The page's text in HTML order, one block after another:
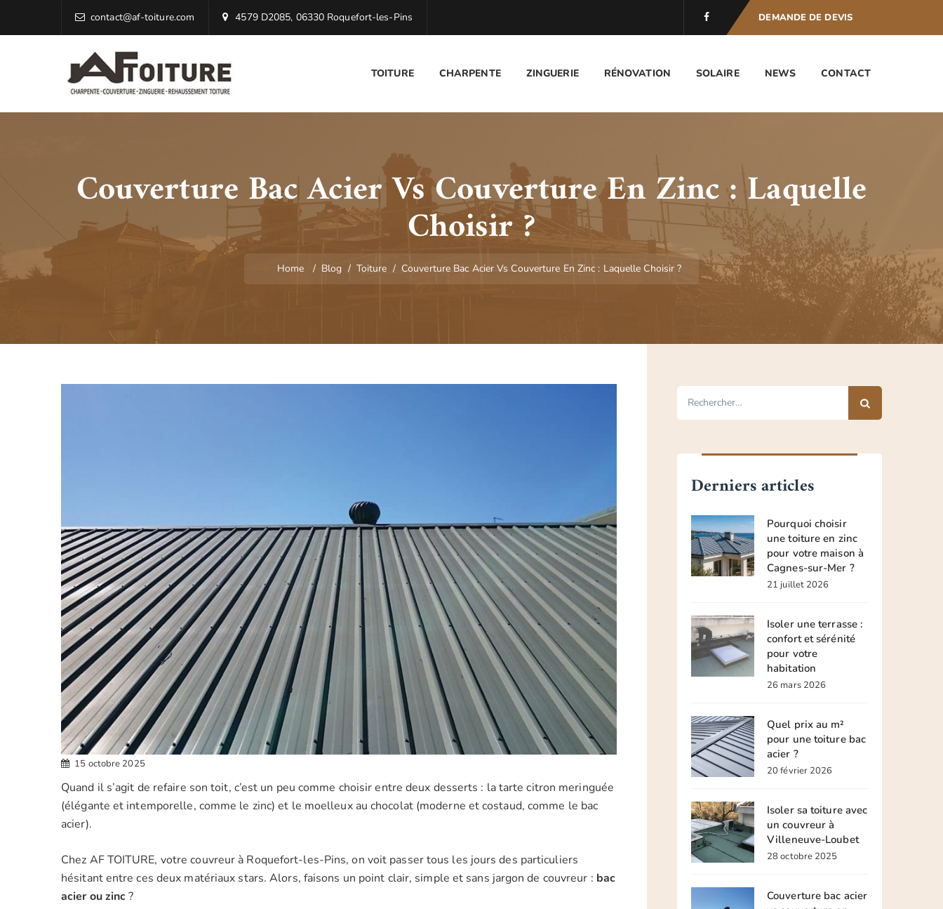
contact@af-toiture.com 4579 D2085, 06330 Roquefort-les-Pins DEMANDE DE DEVIS
TOITURE CHARPENTE ZINGUERIE RÉNOVATION SOLAIRE NEWS CONTACT
Couverture Bac Acier Vs Couverture En Zinc : Laquelle
Choisir ?
Home / Blog / Toiture / Couverture Bac Acier Vs Couverture En Zinc : Laquelle Choisir ?
15 octobre 2025
Quand il s’agit de refaire son toit, c’est un peu comme choisir entre deux desserts : la tarte citron meringuée
(élégante et intemporelle, comme le zinc) et le moelleux au chocolat (moderne et costaud, comme le bac
acier).
Chez AF TOITURE, votre couvreur à Roquefort-les-Pins, on voit passer tous les jours des particuliers
hésitant entre ces deux matériaux stars. Alors, faisons un point clair, simple et sans jargon de couvreur : bac
acier ou zinc?
Derniers articles
Pourquoi choisir
une toiture en zinc
pour votre maison à
Cagnes-sur-Mer ?
21 juillet 2026
Isoler une terrasse :
confort et sérénité
pour votre
habitation
26 mars 2026
Quel prix au m²
pour une toiture bac
acier ?
20 février 2026
Isoler sa toiture avec
un couvreur à
Villeneuve-Loubet
28 octobre 2025
Couverture bac acier